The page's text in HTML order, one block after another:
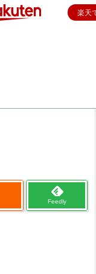
楽天
Feedly